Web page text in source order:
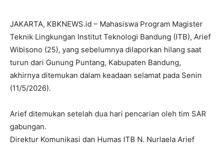
JAKARTA, KBKNEWS.id – Mahasiswa Program Magister
Teknik Lingkungan Institut Teknologi Bandung (ITB), Arief
Wibisono (25), yang sebelumnya dilaporkan hilang saat
turun dari Gunung Puntang, Kabupaten Bandung,
akhirnya ditemukan dalam keadaan selamat pada Senin
(11/5/2026).
Arief ditemukan setelah dua hari pencarian oleh tim SAR
gabungan.
Direktur Komunikasi dan Humas ITB N. Nurlaela Arief